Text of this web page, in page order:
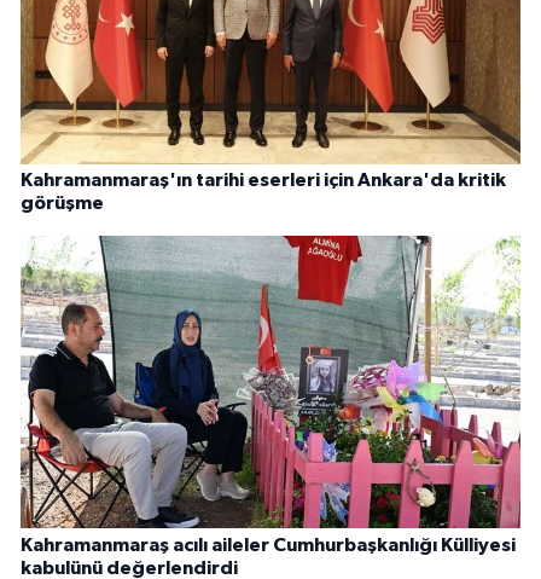
Kahramanmaraş'ın tarihi eserleri için Ankara'da kritik
görüşme
Kahramanmaraş acılı aileler Cumhurbaşkanlığı Külliyesi
kabulünü değerlendirdi